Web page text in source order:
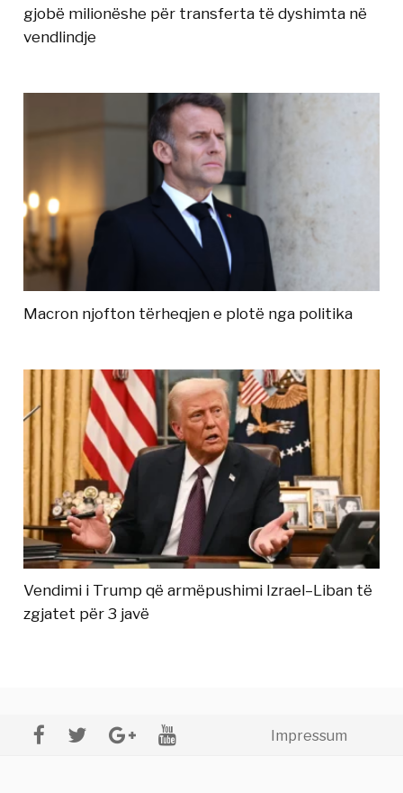
gjobë milionëshe për transferta të dyshimta në
vendlindje
Macron njofton tërheqjen e plotë nga politika
Vendimi i Trump që armëpushimi Izrael–Liban të
zgjatet për 3 javë
Impressum